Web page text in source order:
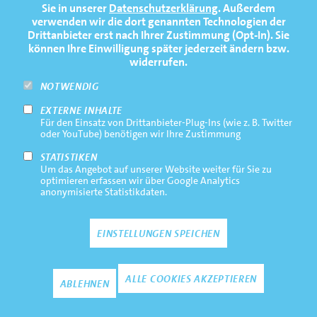
Sie in unsererDatenschutzerklärung. Außerdem
verwenden wir die dort genannten Technologien der
Drittanbieter erst nach Ihrer Zustimmung (Opt-In). Sie
können Ihre Einwilligung später jederzeit ändern bzw.
widerrufen.
NOTWENDIG
EXTERNE INHALTE
Für den Einsatz von Drittanbieter-Plug-Ins (wie z. B. Twitter
oder YouTube) benötigen wir Ihre Zustimmung
STATISTIKEN
Um das Angebot auf unserer Website weiter für Sie zu
optimieren erfassen wir über Google Analytics
anonymisierte Statistikdaten.
EINSTELLUNGEN SPEICHEN
ABLEHNEN ALLE COOKIES AKZEPTIEREN
Erik Kohlbach
1 2
PRESSE
FAQ
NEWSLETTER
Footernavigation
Bottom
Impressum
Datenschutz